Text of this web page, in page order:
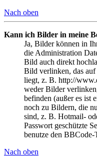
Nach oben
Kann ich Bilder in meine
Ja, Bilder können in
die Administration
Bild auch direkt
Bild verlinken, das
liegt, z. B. http://
weder Bilder
befinden (außer es ist
noch zu Bildern, die
sind, z. B. Hotmail-
Passwort geschützte
benutze den BBCode-
Nach oben